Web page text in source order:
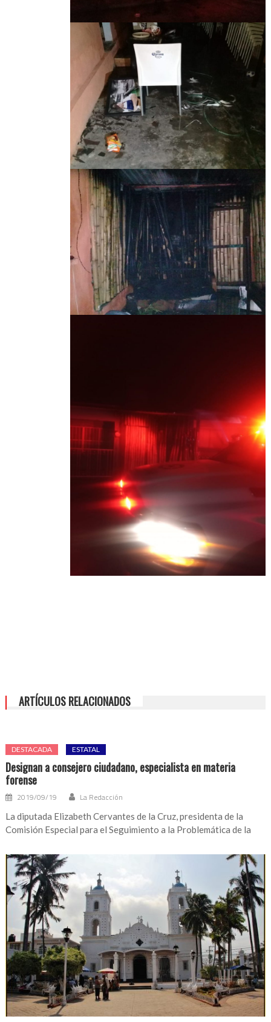
ARTÍCULOS RELACIONADOS
DESTACADA ESTATAL
Designan a consejero ciudadano, especialista en materia
forense
2019/09/19 La Redacción
La diputada Elizabeth Cervantes de la Cruz, presidenta de la
Comisión Especial para el Seguimiento a la Problemática de la